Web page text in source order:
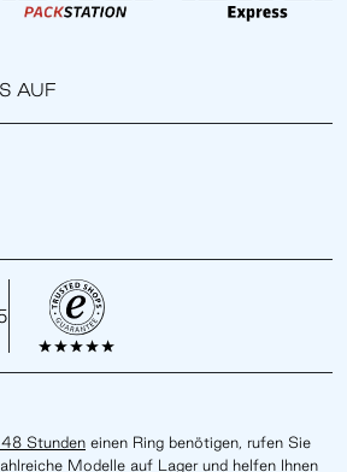
AUF
Stunden einen Ring benötigen, rufen Sie
Modelle auf Lager und helfen Ihnen